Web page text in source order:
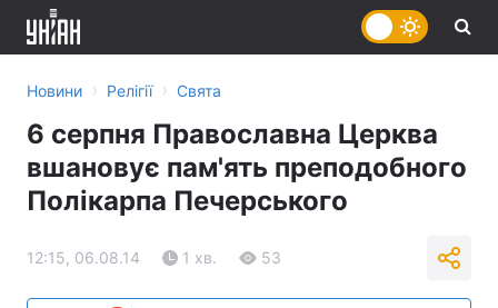
Новини › Релігії › Свята
6 серпня Православна Церква
вшановує пам'ять преподобного
Полікарпа Печерського
12:15, 06.08.14 1 хв. 53